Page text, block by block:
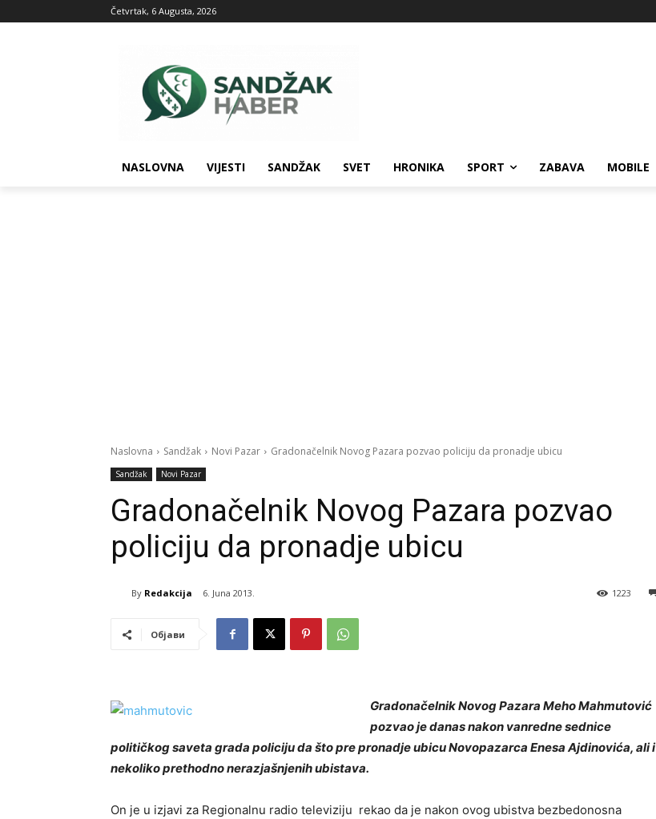
Četvrtak, 6 Augusta, 2026
NASLOVNA VIJESTI SANDŽAK SVET HRONIKA SPORT ZABAVA MOBILE
Naslovna Sandžak Novi Pazar Gradonačelnik Novog Pazara pozvao policiju da pronadje ubicu
Sandžak Novi Pazar
Gradonačelnik Novog Pazara pozvao
policiju da pronadje ubicu
By Redakcija 6. Juna 2013. 1223
Објави
Gradonačelnik Novog Pazara Meho Mahmutović
pozvao je danas nakon vanredne sednice
političkog saveta grada policiju da što pre pronadje ubicu Novopazarca Enesa Ajdinovića, ali i
nekoliko prethodno nerazjašnjenih ubistava.
On je u izjavi za Regionalnu radio televiziju rekao da je nakon ovog ubistva bezbedonosna